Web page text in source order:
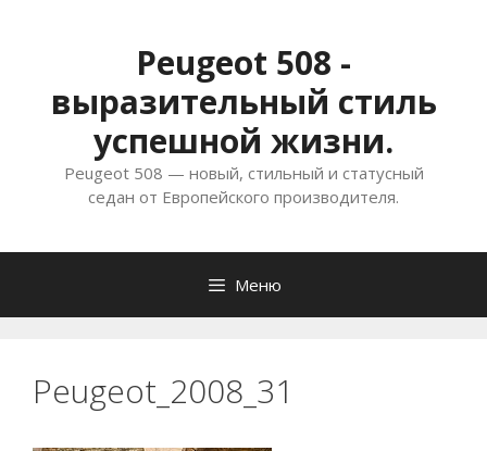
Peugeot 508 -
выразительный стиль
успешной жизни.
Peugeot 508 — новый, стильный и статусный
седан от Европейского производителя.
Меню
Peugeot_2008_31